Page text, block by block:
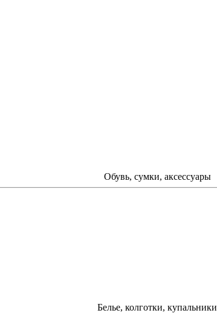
Обувь, сумки, аксессуары
Белье, колготки, купальники